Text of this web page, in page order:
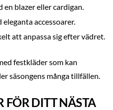
blazer eller cardigan.
accessoarer.
att anpassa sig efter vädret.
festkläder som kan
säsongens många tillfällen.
FÖR DITT NÄSTA